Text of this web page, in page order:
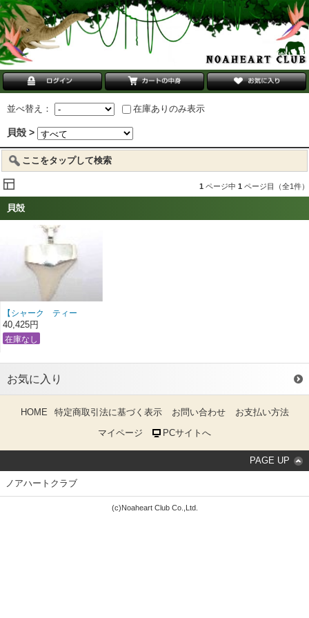
並べ替え： 在庫ありのみ表示
貝殻 >
ここをタップして検索
1 ページ中 1 ページ目（全1件）
貝殻
【シャーク ティー
ス】 ホホジロザメＬ
40,425円
お気に入り
HOME 特定商取引法に基づく表示 お問い合わせ
お支払い方法
マイページ
PCサイトへ
PAGE UP
ノアハートクラブ
(c)Noaheart Club Co.,Ltd.